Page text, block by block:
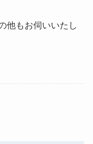
他もお伺いいたし